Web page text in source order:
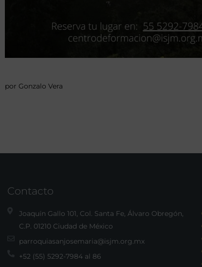
por Gonzalo Vera
Contacto
Joaquín Gallo 101, Col. Santa Fe, Álvaro Obregón,
C.P. 01210 Ciudad de México
parroquiasanjosemaria@isjm.org.mx
+52 (55) 5292-7984 al 86